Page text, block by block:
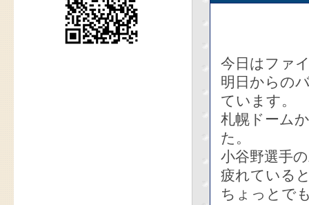
今日はファ
明日からの
ています。
札幌ドーム
た。
小谷野選手
疲れている
ちょっとで